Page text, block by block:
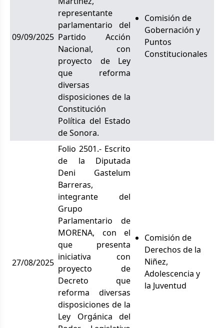
09/09/2025
representante
parlamentario del
Partido Acción
Nacional, con
proyecto de Ley
que reforma
diversas
disposiciones de la
Constitución
Política del Estado
de Sonora.
Comisión de
Gobernación y
Puntos
Constitucionales
27/08/2025
Folio 2501.- Escrito
de la Diputada
Deni Gastelum
Barreras,
integrante del
Grupo
Parlamentario de
MORENA, con el
que presenta
iniciativa con
proyecto de
Decreto que
reforma diversas
disposiciones de la
Ley Orgánica del
Comisión de
Derechos de la
Niñez,
Adolescencia y
la Juventud